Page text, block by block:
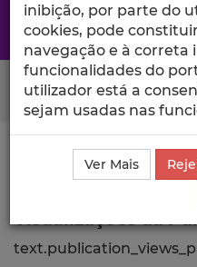
A excelência da
Search Button
Ciência_Iscte
Publicação
Visualizações
inibição, por parte do
cookies, pode
navegação e à correta
funcionalidades do
utilizador está a
sejam usadas nas
Ver Mais